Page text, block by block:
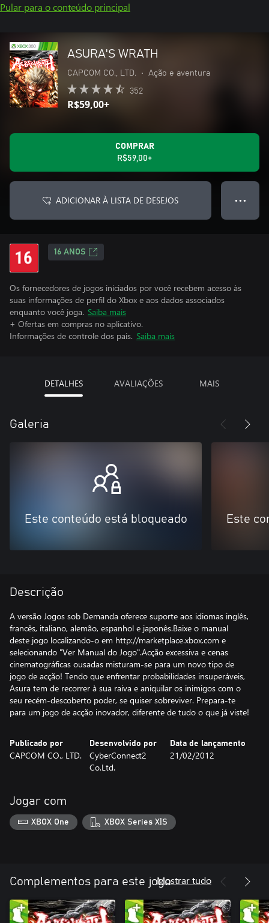
Pular para o conteúdo principal
ASURA'S WRATH
CAPCOM CO., LTD. • Ação e aventura
352
R$59,00+
COMPRAR
R$59,00+
ADICIONAR À LISTA DE DESEJOS ● ● ●
16 ANOS
Os fornecedores de jogos iniciados por você recebem acesso às
suas informações de perfil do Xbox e aos dados associados
enquanto você joga. Saiba mais
+ Ofertas em compras no aplicativo.
Informações de controle dos pais. Saiba mais
DETALHES AVALIAÇÕES MAIS
Galeria
Este conteúdo está bloqueado Este
Descrição
A versão Jogos sob Demanda oferece suporte aos idiomas inglês,
francês, italiano, alemão, espanhol e japonês.Baixe o manual
deste jogo localizando-o em http://marketplace.xbox.com e
selecionando "Ver Manual do Jogo".Acção excessiva e cenas
cinematográficas ousadas misturam-se para um novo tipo de
jogo de acção! Tendo que enfrentar probabilidades insuperáveis,
Asura tem de recorrer à sua raiva e aniquilar os inimigos com o
seu recém-descoberto poder, se quiser sobreviver. Prepara-te
para um jogo de acção inovador, diferente de tudo o que já viste!
Publicado por
CAPCOM CO., LTD.
Desenvolvido por
CyberConnect2
Co.Ltd.
Data de lançamento
21/02/2012
Jogar com
XBOX One XBOX Series X|S
Complementos para este jogoMostrar tudo